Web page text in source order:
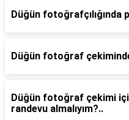
Düğün fotoğrafçılığında
Düğün fotoğraf
Düğün fotoğraf çekimi
randevu almalıyım?..